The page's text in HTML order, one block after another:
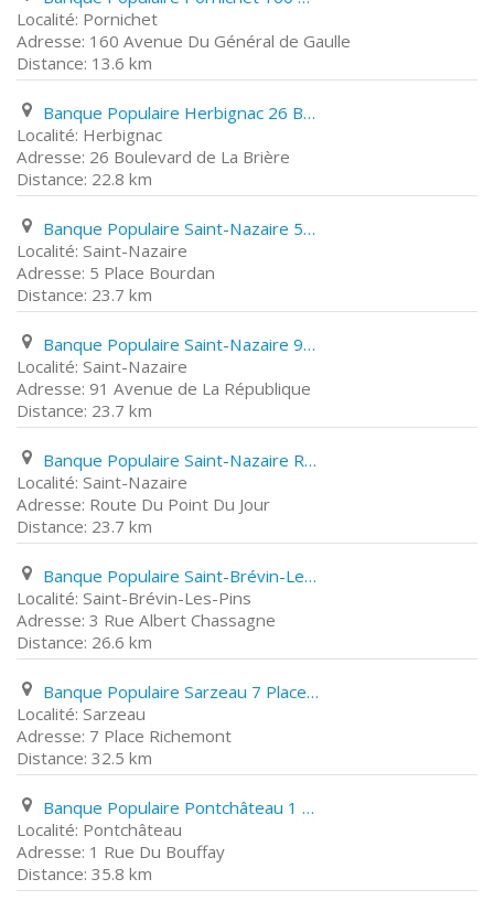
Pornichet
160 Avenue Du Général de Gaulle
13.6 km
Banque Populaire Herbignac 26 Boulevard de La Brière
Herbignac
26 Boulevard de La Brière
22.8 km
Banque Populaire Saint-Nazaire 5 Place Bourdan
Saint-Nazaire
5 Place Bourdan
23.7 km
Banque Populaire Saint-Nazaire 91 Avenue de La République
Saint-Nazaire
91 Avenue de La République
23.7 km
Banque Populaire Saint-Nazaire Route Du Point Du Jour
Saint-Nazaire
Route Du Point Du Jour
23.7 km
Banque Populaire Saint-Brévin-Les-Pins 3 Rue Albert Chassagne
Saint-Brévin-Les-Pins
3 Rue Albert Chassagne
26.6 km
Banque Populaire Sarzeau 7 Place Richemont
Sarzeau
7 Place Richemont
32.5 km
Banque Populaire Pontchâteau 1 Rue Du Bouffay
Pontchâteau
1 Rue Du Bouffay
35.8 km